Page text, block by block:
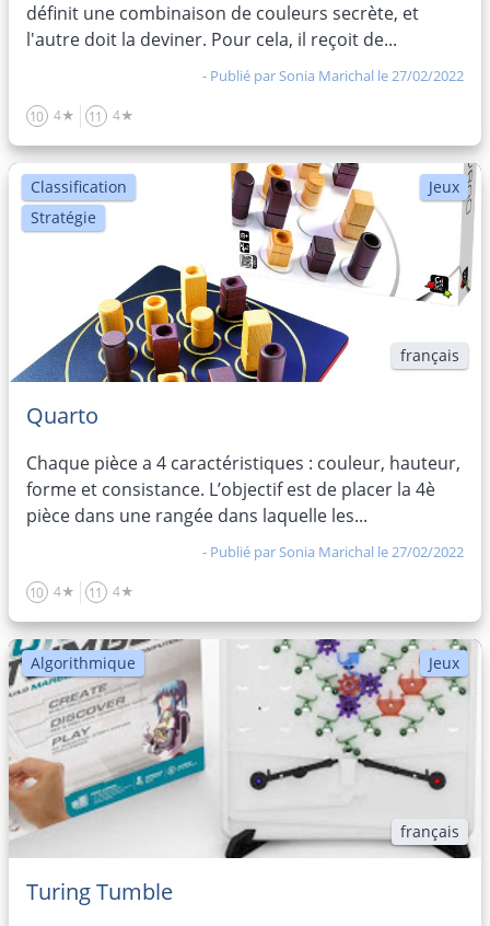
définit une combinaison de couleurs secrète, et
l'autre doit la deviner. Pour cela, il reçoit de...
- Publié parSonia Marichal le 27/02/2022
10 4★ 11 4★
Classification
Stratégie
Jeux
français
Quarto
Chaque pièce a 4 caractéristiques : couleur, hauteur,
forme et consistance. L’objectif est de placer la 4è
pièce dans une rangée dans laquelle les...
- Publié parSonia Marichal le 27/02/2022
10 4★ 11 4★
Algorithmique Jeux
français
Turing Tumble